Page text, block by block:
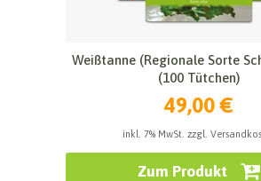
Weißtanne (Regionale Sorte
(100 Tütchen)
49,00 €
inkl. 7% MwSt. zzgl.
Zum Produkt